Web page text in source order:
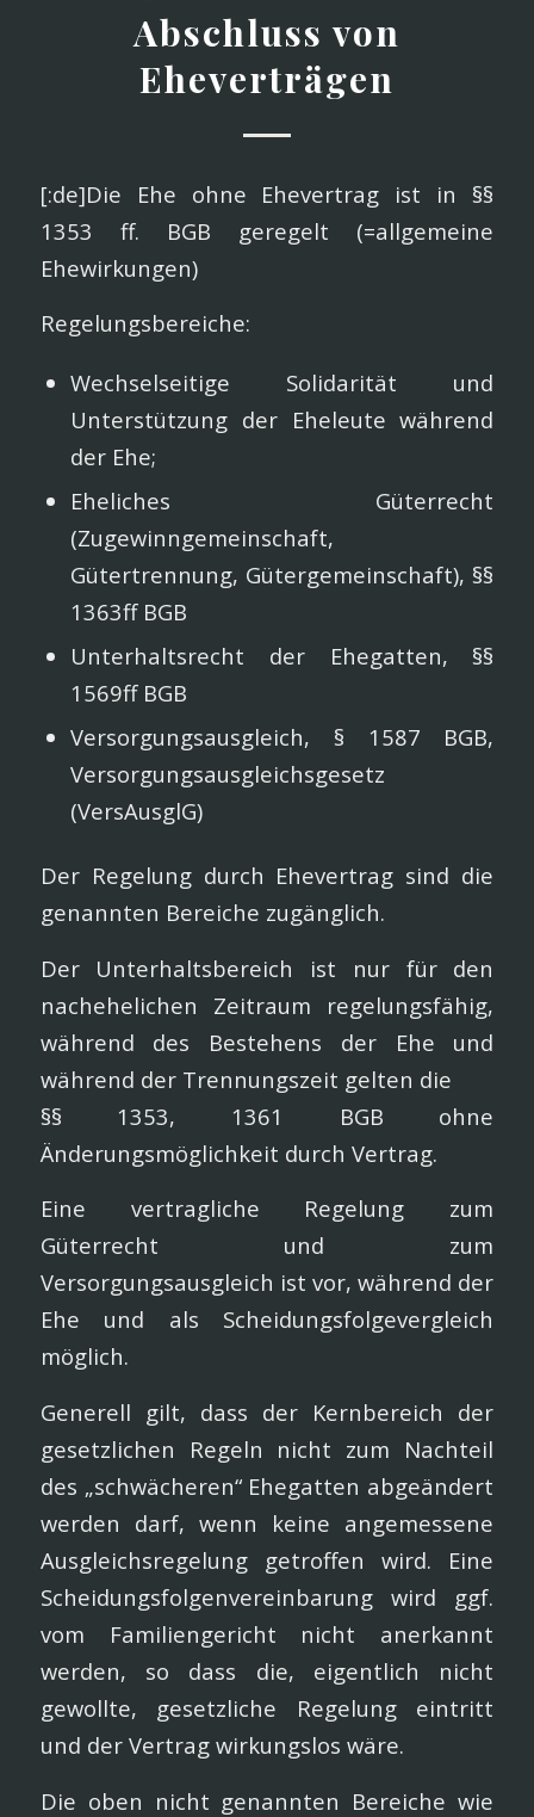
Abschluss von
Eheverträgen
[:de]Die Ehe ohne Ehevertrag ist in §§
1353 ff. BGB geregelt (=allgemeine
Ehewirkungen)
Regelungsbereiche:
Wechselseitige Solidarität und
Unterstützung der Eheleute während
der Ehe;
Eheliches Güterrecht
(Zugewinngemeinschaft,
Gütertrennung, Gütergemeinschaft), §§
1363ff BGB
Unterhaltsrecht der Ehegatten, §§
1569ff BGB
Versorgungsausgleich, § 1587 BGB,
Versorgungsausgleichsgesetz
(VersAusglG)
Der Regelung durch Ehevertrag sind die
genannten Bereiche zugänglich.
Der Unterhaltsbereich ist nur für den
nachehelichen Zeitraum regelungsfähig,
während des Bestehens der Ehe und
während der Trennungszeit gelten die
§§ 1353, 1361 BGB ohne
Änderungsmöglichkeit durch Vertrag.
Eine vertragliche Regelung zum
Güterrecht und zum
Versorgungsausgleich ist vor, während der
Ehe und als Scheidungsfolgevergleich
möglich.
Generell gilt, dass der Kernbereich der
gesetzlichen Regeln nicht zum Nachteil
des „schwächeren“ Ehegatten abgeändert
werden darf, wenn keine angemessene
Ausgleichsregelung getroffen wird. Eine
Scheidungsfolgenvereinbarung wird ggf.
vom Familiengericht nicht anerkannt
werden, so dass die, eigentlich nicht
gewollte, gesetzliche Regelung eintritt
und der Vertrag wirkungslos wäre.
Die oben nicht genannten Bereiche wie